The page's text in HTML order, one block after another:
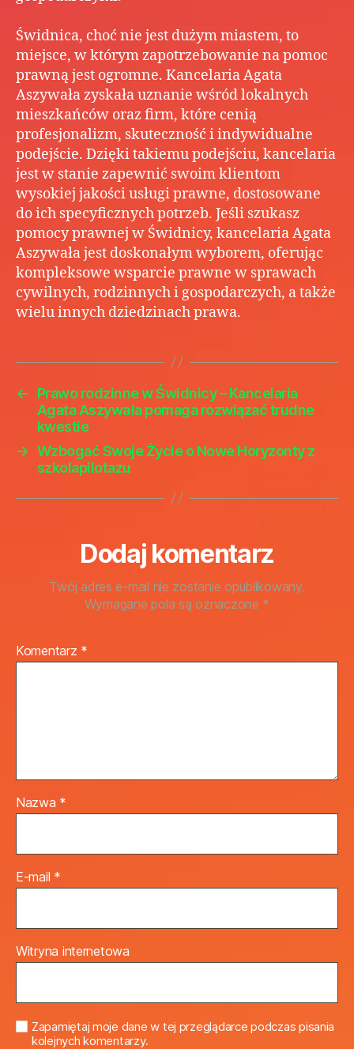
Świdnica, choć nie jest dużym miastem, to
miejsce, w którym zapotrzebowanie na pomoc
prawną jest ogromne. Kancelaria Agata
Aszywała zyskała uznanie wśród lokalnych
mieszkańców oraz firm, które cenią
profesjonalizm, skuteczność i indywidualne
podejście. Dzięki takiemu podejściu, kancelaria
jest w stanie zapewnić swoim klientom
wysokiej jakości usługi prawne, dostosowane
do ich specyficznych potrzeb. Jeśli szukasz
pomocy prawnej w Świdnicy, kancelaria Agata
Aszywała jest doskonałym wyborem, oferując
kompleksowe wsparcie prawne w sprawach
cywilnych, rodzinnych i gospodarczych, a także
wielu innych dziedzinach prawa.
←
Prawo rodzinne w Świdnicy – Kancelaria
Agata Aszywała pomaga rozwiązać trudne
kwestie
→ Wzbogać Swoje Życie o Nowe Horyzonty z
szkolapilotazu
Dodaj komentarz
Twój adres e-mail nie zostanie opublikowany.
Wymagane pola są oznaczone *
Komentarz *
Nazwa *
E-mail *
Witryna internetowa
Zapamiętaj moje dane w tej przeglądarce podczas pisania
kolejnych komentarzy.